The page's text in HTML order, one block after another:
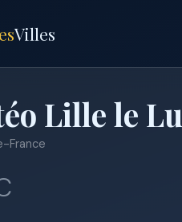
Villes
Lille le
France